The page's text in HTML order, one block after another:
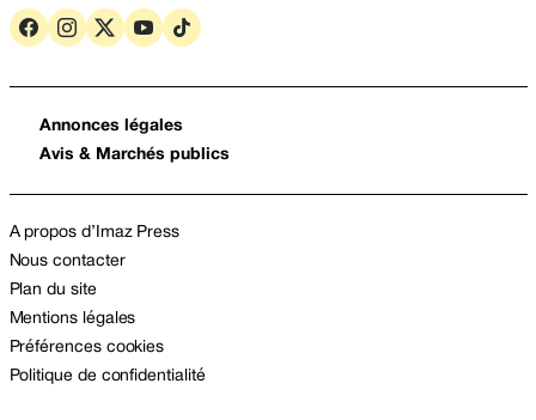
Annonces légales
Avis & Marchés publics
A propos d’Imaz Press
Nous contacter
Plan du site
Mentions légales
Préférences cookies
Politique de confidentialité